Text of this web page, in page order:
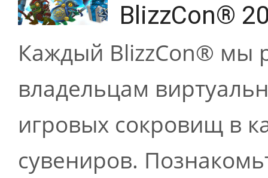
BlizzCon®
Каждый BlizzCon® мы
владельцам
игровых сокровищ в
сувениров.